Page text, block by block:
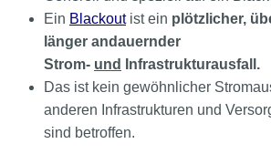
Ein Blackoutistein plötzlicher,
länger andauernder
Strom- und
Infrastrukturausfall.
Das ist kein gewöhnlicher
anderen Infrastrukturen und
sind betroffen.